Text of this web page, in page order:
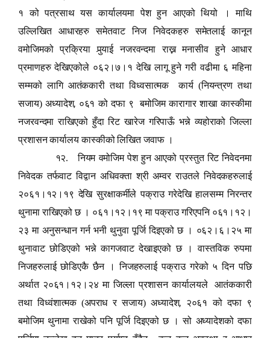
१ को पत्रसाथ यस कार्यालयमा पेश हुन आएको थियो । माथि
उल्लिखित आधारहरु समेतवाट निज निवेदकहरु समेतलाई कानून
वमोजिमको प्रक्रिया पुर्‍याई नजरवन्दमा राख्न मनासीव हुने आधार
प्रमाणहरु देखिएकोले ०६२।७।१ देखि लागू हुने गरी वढीमा ६ महिना
सम्मको लागि आतंककारी तथा विध्वसात्मक कार्य (नियन्त्रण तथा
सजाय) अध्यादेश, ०६१ को दफा ९ बमोजिम कारागार शाखा कास्कीमा
नजरवन्दमा राखिएको हुँदा रिट खारेज गरिपाऊँ भन्ने व्यहोराको जिल्ला
प्रशासन कार्यालय कास्कीको लिखित जवाफ ।
१२. नियम वमोजिम पेश हुन आएको प्रस्तुत रिट निवेदनमा
निवेदक तर्फवाट विद्वान अधिवक्ता श्री अम्वर राउतले निवेदकहरुलाई
२०६१।१२।१९ देखि सुरक्षाकर्मीले पक्राउ गरेदेखि हालसम्म निरन्तर
थुनामा राखिएको छ । ०६१।१२।१९ मा पक्राउ गरिएपनि ०६१।१२।
२३ मा अनुसन्धान गर्न भनी थुनुवा पूर्जि दिइएको छ । ०६२।६।२५ मा
थुनावाट छोडिएको भन्ने कागजवाट देखाइएको छ । वास्तविक रुपमा
निजहरुलाई छोडिएकै छैन । निजहरुलाई पक्राउ गरेको ५ दिन पछि
अर्थात २०६१।१२।२४ मा जिल्ला प्रशासन कार्यालयले आतंककारी
तथा विध्वंशात्मक (अपराध र सजाय) अध्यादेश, २०६१ को दफा ९
बमोजिम थुनामा राखेको पनि पूर्जि दिइएको छ । सो अध्यादेशको दफा